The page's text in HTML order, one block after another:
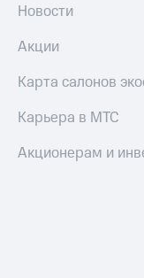
Новости
Акции
Карта салонов
Карьера в МТС
Акционерам и